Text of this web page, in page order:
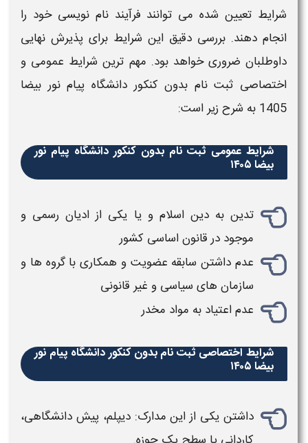
شرایط تعیین شده می‌ توانند فرآیند نام‌ نویسی خود را
انجام دهند. بررسی دقیق این شرایط برای پذیرش نهایی
داوطلبان ضروری خواهد بود. مهم ترین شرایط عمومی و
اختصاصی ثبت نام بدون کنکور دانشگاه پیام نور بیضا
1405 به شرح زیر است:
شرایط عمومی ثبت نام بدون کنکور دانشگاه پیام نور
بیضا ۱۴۰۵
تدین به دین اسلام و یا یکی از ادیان رسمی و
موجود در قانون اساسی کشور
عدم داشتن سابقه عضویت و همکاری با گروه ها و
سازمان های سیاسی و غیر قانونی
عدم اعتیاد به مواد مخدر
شرایط اختصاصی ثبت نام بدون کنکور دانشگاه پیام نور
بیضا ۱۴۰۵
داشتن یکی از این مدارک: دیپلم، پیش‌ دانشگاهی،